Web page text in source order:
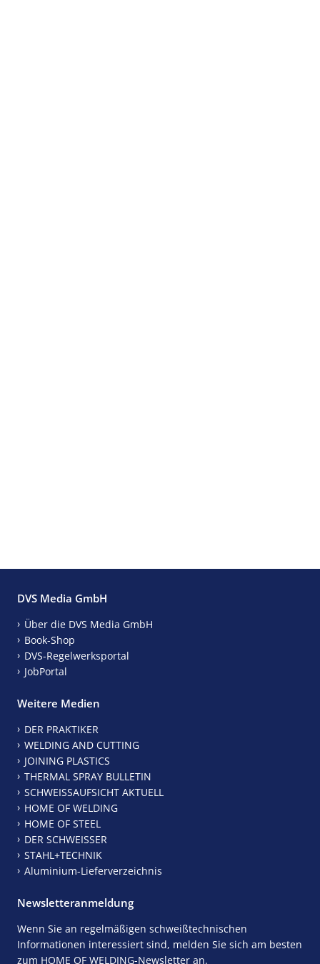
DVS Media GmbH
Über die DVS Media GmbH
Book-Shop
DVS-Regelwerksportal
JobPortal
Weitere Medien
DER PRAKTIKER
WELDING AND CUTTING
JOINING PLASTICS
THERMAL SPRAY BULLETIN
SCHWEISSAUFSICHT AKTUELL
HOME OF WELDING
HOME OF STEEL
DER SCHWEISSER
STAHL+TECHNIK
Aluminium-Lieferverzeichnis
Newsletteranmeldung
Wenn Sie an regelmäßigen schweißtechnischen
Informationen interessiert sind, melden Sie sich am besten
zum HOME OF WELDING-Newsletter an.